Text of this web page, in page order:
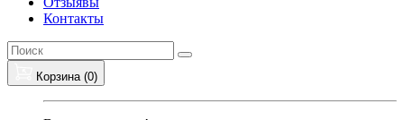
Контакты
Корзина (0)